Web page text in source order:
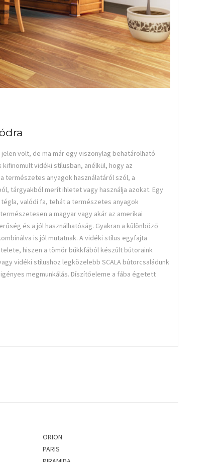
volt, de ma már egy viszonylag behatárolható
vidéki stílusban, anélkül, hogy az
természetes anyagok használatáról szól, a
tárgyakból merít ihletet vagy használja azokat. Egy
valódi fa, tehát a természetes anyagok
a magyar vagy akár az amerikai
és a jól használhatóság. Gyakran a különböző
is jól mutatnak. A vidéki stílus egyfajta
hiszen a tömör bükkfából készült bútoraink
stílushoz legközelebb SCALA bútorcsaládunk
megmunkálás. Díszítőeleme a fába égetett
ORION
PARIS